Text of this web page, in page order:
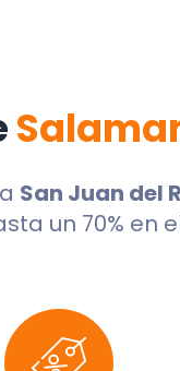
a San Juan del
un 70% en